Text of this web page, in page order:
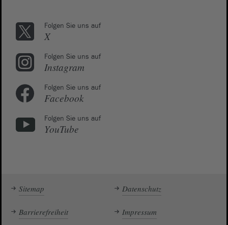
Folgen Sie uns auf
X
Folgen Sie uns auf
Instagram
Folgen Sie uns auf
Facebook
Folgen Sie uns auf
YouTube
Sitemap Datenschutz
Barrierefreiheit Impressum